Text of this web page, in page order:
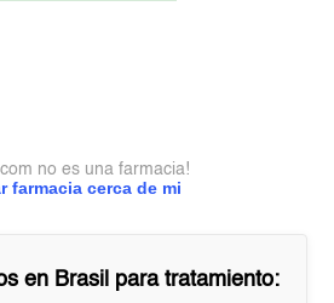
farmacia cerca de mi
no es una farmacia!
en Brasil para tratamiento: